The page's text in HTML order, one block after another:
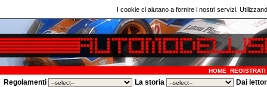
I cookie ci aiutano a fornire i nostri servizi.
HOME REGISTRATI
Regolamenti La storia Dai